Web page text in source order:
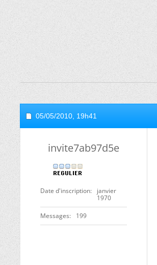
05/05/2010, 19h41
invite7ab97d5e
Date d'inscription
janvier
1970
Messages 199